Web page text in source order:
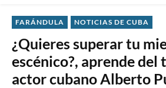
FARÁNDULA NOTICIAS DE CUBA
¿Quieres superar tu
escénico?, aprende del
actor cubano Alberto